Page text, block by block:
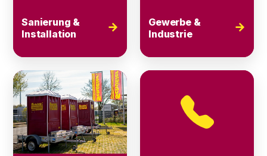
Sanierung &
Installation
→
Gewerbe &
Industrie
→